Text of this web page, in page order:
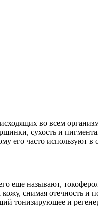
во всем
сухость и
его часто
еще называют,
снимая отечность
тонизирующее и